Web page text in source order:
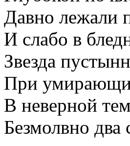
Давно лежали
И слабо в
Звезда
При
В неверной
Безмолвно два